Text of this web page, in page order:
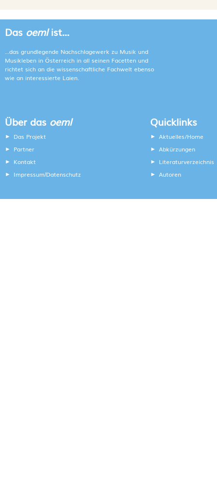
Das oemlist...
...das grundlegende Nachschlagewerk zu Musik und
Musikleben in Österreich in all seinen Facetten und
richtet sich an die wissenschaftliche Fachwelt ebenso
wie an interessierte Laien.
Über das oeml
Das Projekt
Partner
Kontakt
Impressum/Datenschutz
Quicklinks
Aktuelles/Home
Abkürzungen
Literaturverzeichnis
Autoren